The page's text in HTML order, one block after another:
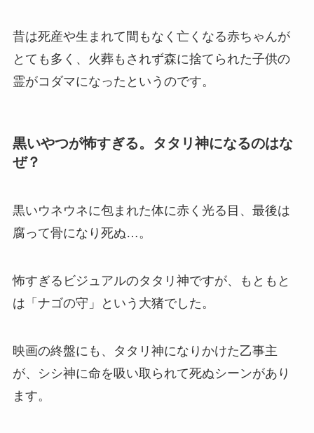
昔は死産や生まれて間もなく亡くなる赤ちゃんが
とても多く、火葬もされず森に捨てられた子供の
霊がコダマになったというのです。
黒いやつが怖すぎる。タタリ神になるのはな
ぜ？
黒いウネウネに包まれた体に赤く光る目、最後は
腐って骨になり死ぬ…。
怖すぎるビジュアルのタタリ神ですが、もともと
は「ナゴの守」という大猪でした。
映画の終盤にも、タタリ神になりかけた乙事主
が、シシ神に命を吸い取られて死ぬシーンがあり
ます。